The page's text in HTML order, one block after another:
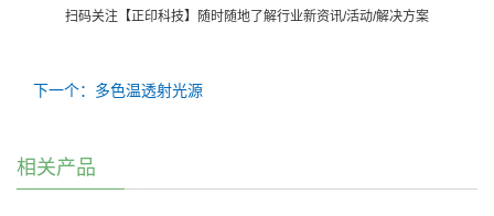
扫码关注【正印科技】随时随地了解行业新资讯/活动/解决方案
下一个：多色温透射光源
相关产品